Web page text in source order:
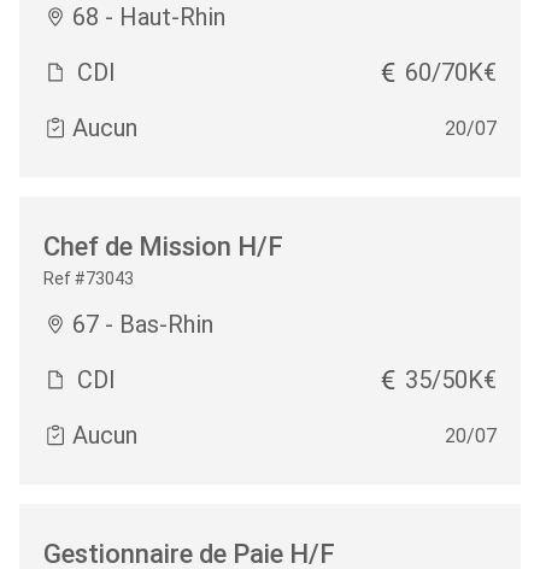
68 - Haut-Rhin
CDI
60/70K€
Aucun
20/07
Chef de Mission H/F
Ref #73043
67 - Bas-Rhin
CDI
35/50K€
Aucun
20/07
Gestionnaire de Paie H/F